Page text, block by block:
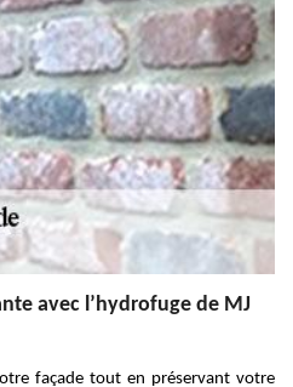
avec l’hydrofuge de MJ
façade tout en préservant votre